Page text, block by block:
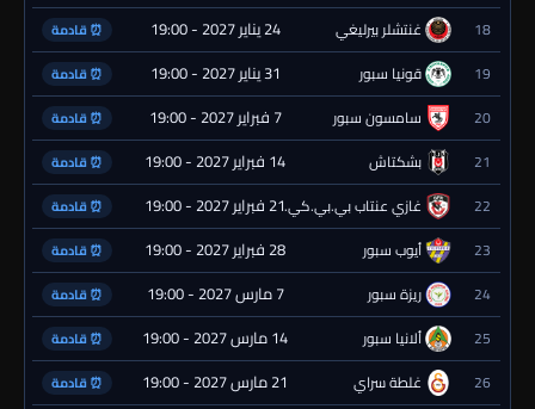
18 غنتشلر بيرليغي 24 يناير 2027 - 19:00 ⏰ قادمة
19 قونيا سبور 31 يناير 2027 - 19:00 ⏰ قادمة
20 سامسون سبور 7 فبراير 2027 - 19:00 ⏰ قادمة
21 بشكتاش 14 فبراير 2027 - 19:00 ⏰ قادمة
22 غازي عنتاب بي.بي.كي.21 فبراير 2027 - 19:00 ⏰ قادمة
23 أيوب سبور 28 فبراير 2027 - 19:00 ⏰ قادمة
24 ريزة سبور 7 مارس 2027 - 19:00 ⏰ قادمة
25 ألانيا سبور 14 مارس 2027 - 19:00 ⏰ قادمة
26 غلطة سراي 21 مارس 2027 - 19:00 ⏰ قادمة